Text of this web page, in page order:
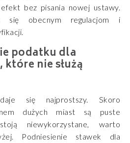
bez pisania nowej ustawy.
się obecnym regulacjom i
podatku dla
nie służą
się najprostszy. Skoro
dużych miast są puste
niewykorzystane, warto
Podniesienie stawek dla